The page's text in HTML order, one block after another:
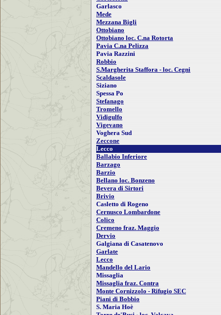
Garlasco
Mede
Mezzana Bigli
Ottobiano
Ottobiano loc. C.na Rotorta
Pavia C.na Pelizza
Pavia Razzini
Robbio
S.Margherita Staffora - loc. Cegni
Scaldasole
Siziano
Spessa Po
Stefanago
Tromello
Vidigulfo
Vigevano
Voghera Sud
Zeccone
Lecco
Ballabio Inferiore
Barzago
Barzio
Bellano loc. Bonzeno
Bevera di Sirtori
Brivio
Casletto di Rogeno
Cernusco Lombardone
Colico
Cremeno fraz. Maggio
Dervio
Galgiana di Casatenovo
Garlate
Lecco
Mandello del Lario
Missaglia
Missaglia fraz. Contra
Monte Cornizzolo - Rifugio SEC
Piani di Bobbio
S. Maria Hoè